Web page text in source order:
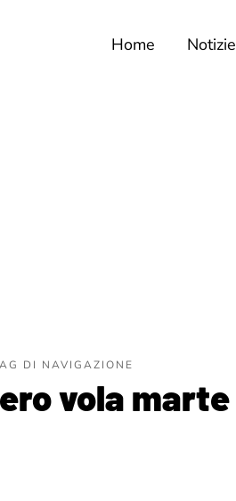
Home Notizie
DI NAVIGAZIONE
vola marte